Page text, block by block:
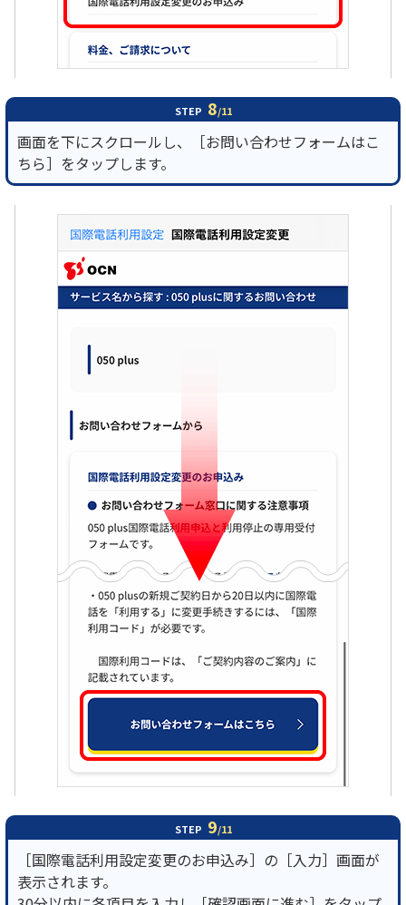
STEP 8/11
画面を下にスクロールし、［お問い合わせフォームはこ
ちら］をタップします。
STEP 9/11
［国際電話利用設定変更のお申込み］の［入力］画面が
表示されます。